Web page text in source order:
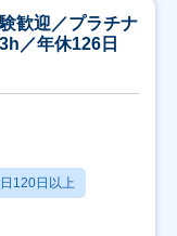
歓迎／プラチナ
／年休126日
120日以上